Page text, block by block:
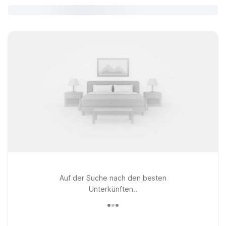
Auf der Suche nach den besten
Unterkünften..